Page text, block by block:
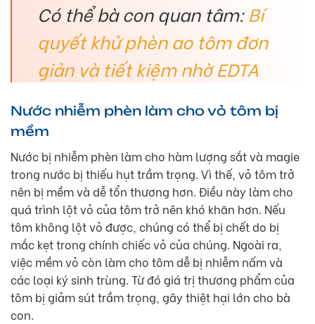
Có thể bà con quan tâm:Bí
quyết khử phèn ao tôm đơn
giản và tiết kiệm nhờ EDTA
Nước nhiễm phèn làm cho vỏ tôm bị
mềm
Nước bị nhiễm phèn làm cho hàm lượng sắt và magie
trong nước bị thiếu hụt trầm trọng. Vì thế, vỏ tôm trở
nên bị mềm và dễ tổn thương hơn. Điều này làm cho
quá trình lột vỏ của tôm trở nên khó khăn hơn. Nếu
tôm không lột vỏ được, chúng có thể bị chết do bị
mắc kẹt trong chính chiếc vỏ của chúng. Ngoài ra,
việc mềm vỏ còn làm cho tôm dễ bị nhiễm nấm và
các loại ký sinh trùng. Từ đó giá trị thương phẩm của
tôm bị giảm sút trầm trọng, gây thiệt hại lớn cho bà
con.